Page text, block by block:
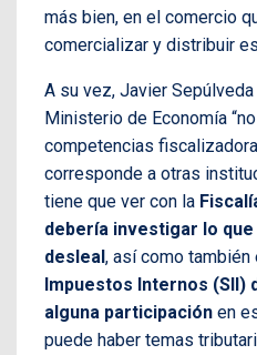
más bien, en el comercio
comercializar y distribuir
A su vez, Javier
Ministerio de Economía
competencias
corresponde a otras
tiene que ver con la
debería investigar lo
desleal, así como también
Impuestos Internos (SII)
alguna participación en
puede haber temas